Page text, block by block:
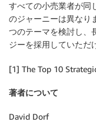
すべての小売業者が同
のジャーニーは異なり
つのテーマを検討し、
ジーを採用していただ
[1] The Top 10
著者について
David Dorf